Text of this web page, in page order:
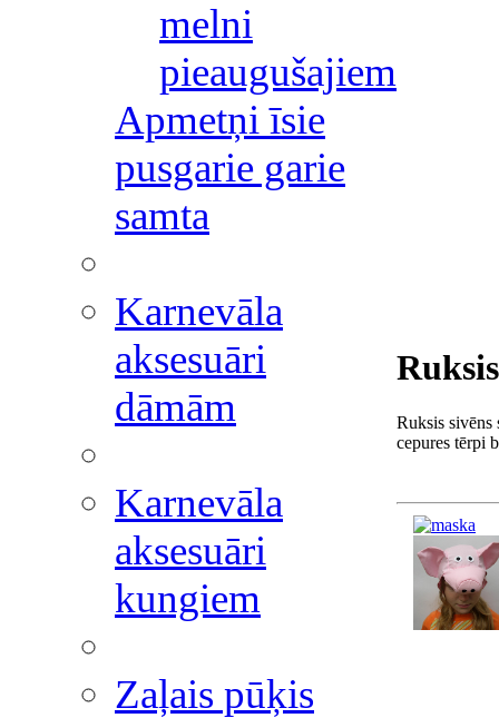
melni
pieaugušajiem
Apmetņi īsie
pusgarie garie
samta
Karnevāla
aksesuāri
dāmām
Karnevāla
aksesuāri
kungiem
Zaļais pūķis
Ruksis sivēns
cepures tērpi